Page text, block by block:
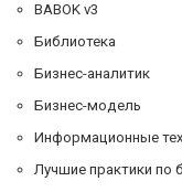
BABOK v3
Библиотека
Бизнес-аналитик
Бизнес-модель
Информационные
Лучшие практики по